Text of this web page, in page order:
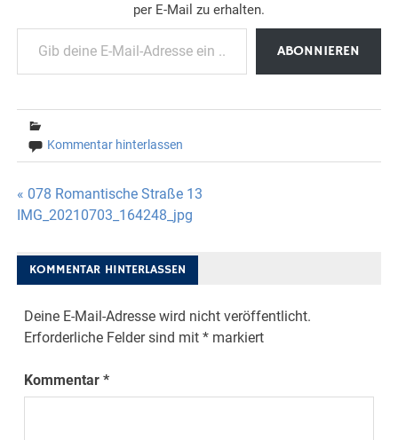
per E-Mail zu erhalten.
Gib deine E-Mail-Adresse ein ...
ABONNIEREN
Kommentar hinterlassen
Beitragsnavigation
« 078 Romantische Straße 13
IMG_20210703_164248_jpg
KOMMENTAR HINTERLASSEN
Deine E-Mail-Adresse wird nicht veröffentlicht.
Erforderliche Felder sind mit* markiert
Kommentar*